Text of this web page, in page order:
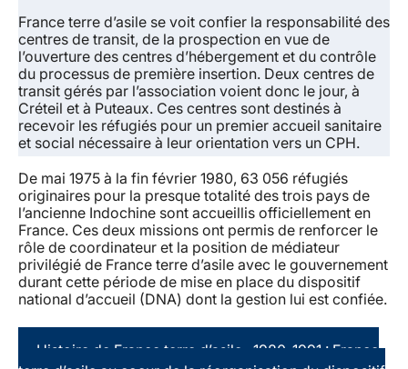
France terre d’asile se voit confier la responsabilité des
centres de transit, de la prospection en vue de
l’ouverture des centres d’hébergement et du contrôle
du processus de première insertion. Deux centres de
transit gérés par l’association voient donc le jour, à
Créteil et à Puteaux. Ces centres sont destinés à
recevoir les réfugiés pour un premier accueil sanitaire
et social nécessaire à leur orientation vers un CPH.
De mai 1975 à la fin février 1980, 63 056 réfugiés
originaires pour la presque totalité des trois pays de
l’ancienne Indochine sont accueillis officiellement en
France. Ces deux missions ont permis de renforcer le
rôle de coordinateur et la position de médiateur
privilégié de France terre d’asile avec le gouvernement
durant cette période de mise en place du dispositif
national d’accueil (DNA) dont la gestion lui est confiée.
Histoire de France terre d’asile : 1980-1991 : France